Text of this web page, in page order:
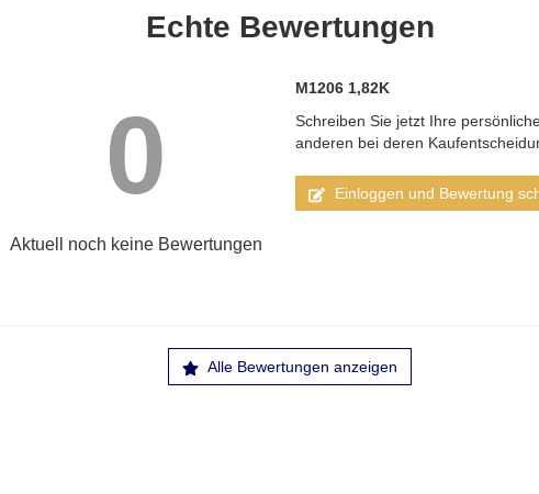
Echte Bewertungen
0
Aktuell noch keine Bewertungen
M1206 1,82K
Schreiben Sie jetzt Ihre
anderen bei deren
Einloggen und Bewertung
Alle Bewertungen anzeigen